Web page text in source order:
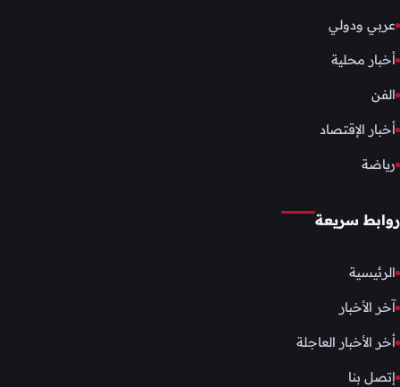
عربي ودولي
أخبار محلية
الفن
أخبار الإقتصاد
رياضة
روابط سريعة
الرئيسية
آخر الأخبار
أخر الأخبار العاجلة
إتصل بنا